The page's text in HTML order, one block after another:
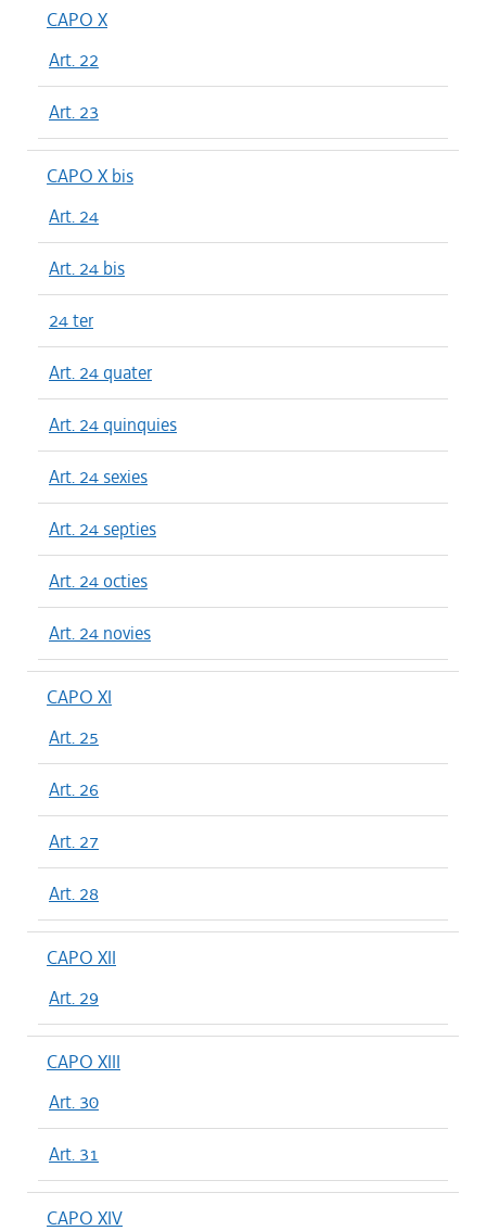
CAPO X
Art. 22
Art. 23
CAPO X bis
Art. 24
Art. 24 bis
24 ter
Art. 24 quater
Art. 24 quinquies
Art. 24 sexies
Art. 24 septies
Art. 24 octies
Art. 24 novies
CAPO XI
Art. 25
Art. 26
Art. 27
Art. 28
CAPO XII
Art. 29
CAPO XIII
Art. 30
Art. 31
CAPO XIV